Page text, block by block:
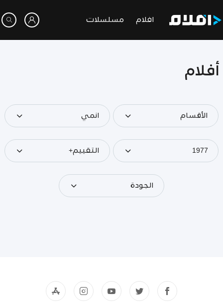
افلام مسلسلات
أفلام
الأقسام انمي
1977 التقييم+
الجودة